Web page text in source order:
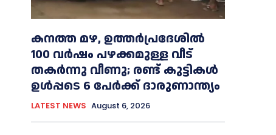
കനത്ത മഴ, ഉത്തര്‍പ്രദേശില്‍
100 വർഷം പഴക്കമുള്ള വീട്
തകർന്നു വീണു; രണ്ട് കുട്ടികള്‍
ഉള്‍പ്പടെ 6 പേര്‍ക്ക് ദാരുണാന്ത്യം
LATEST NEWS August 6, 2026